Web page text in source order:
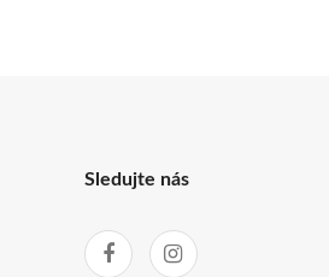
Sledujte nás